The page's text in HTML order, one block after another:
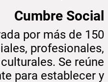
Cumbre Social
por más de 150
profesionales,
Se reúne
para establecer y